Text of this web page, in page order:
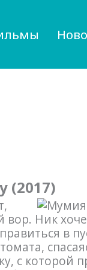
(2017)
Ник
в
с которой